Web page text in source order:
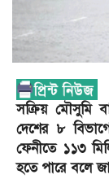
সক্রিয় মৌসুমি
দেশের ৮
ফেনীতে ১১৩
হতে পারে বলে